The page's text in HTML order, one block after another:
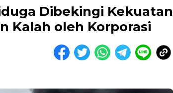
Dibekingi Kekuatan
Kalah oleh Korporasi